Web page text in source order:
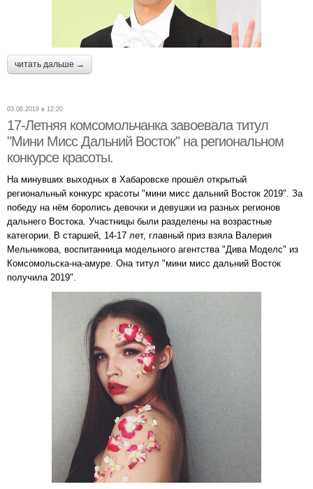
читать дальше →
03.06.2019 в 12:20
17-Летняя комсомольчанка завоевала титул
"Мини Мисс Дальний Восток" на региональном
конкурсе красоты.
На минувших выходных в Хабаровске прошёл открытый
региональный конкурс красоты "мини мисс дальний Восток 2019". За
победу на нём боролись девочки и девушки из разных регионов
дальнего Востока. Участницы были разделены на возрастные
категории. В старшей, 14-17 лет, главный приз взяла Валерия
Мельникова, воспитанница модельного агентства "Дива Моделс" из
Комсомольска-на-амуре. Она титул "мини мисс дальний Восток
получила 2019".